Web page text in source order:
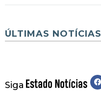
ÚLTIMAS NOTÍCIAS
Siga